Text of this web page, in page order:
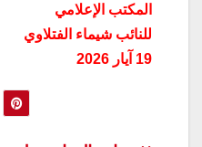
المكتب الإعلامي
للنائب شيماء الفتلاوي
19 آيار 2026